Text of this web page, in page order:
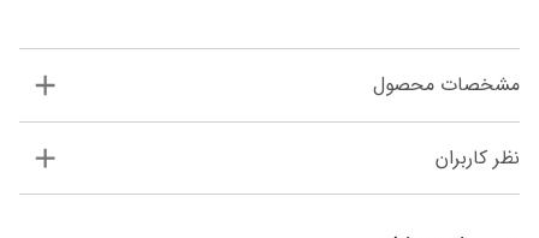
مشخصات محصول
نظر کاربران